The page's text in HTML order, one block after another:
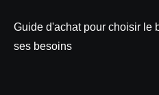
Guide d'achat pour choisir le
ses besoins